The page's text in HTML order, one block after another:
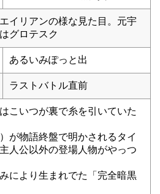
イリアンの様な見た目。元宇
グロテスク
あるいみぽっと出
ラストバトル直前
こいつが裏で糸を引いていた
が物語終盤で明かされるタイ
人公以外の登場人物がやっつ
により生まれでた「完全暗黒